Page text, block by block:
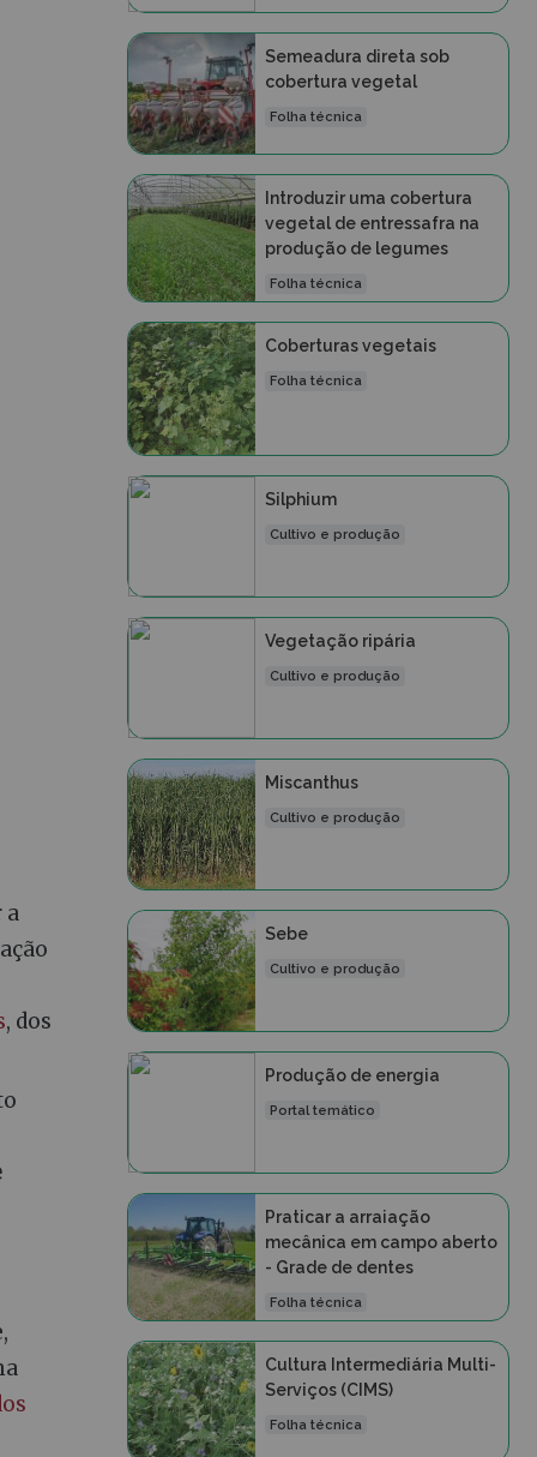
a
, dos
Semeadura direta sob
cobertura vegetal
Folha técnica
Introduzir uma cobertura
vegetal de entressafra na
produção de legumes
Folha técnica
Coberturas vegetais
Folha técnica
Silphium
Cultivo e produção
Vegetação ripária
Cultivo e produção
Miscanthus
Cultivo e produção
Sebe
Cultivo e produção
Produção de energia
Portal temático
Praticar a arraiação
mecânica em campo aberto
- Grade de dentes
Folha técnica
Cultura Intermediária Multi-
Serviços (CIMS)
Folha técnica